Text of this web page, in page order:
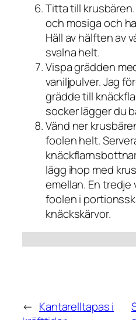
Titta till krusbären.
och mosiga och
Häll av hälften av
svalna helt.
Vispa grädden
vaniljpulver. Jag
grädde till
socker lägger du
Vänd ner
foolen helt.
lägg ihop med
emellan. En tredje
foolen i
knäckskärvor.
← Kantarelltapas i